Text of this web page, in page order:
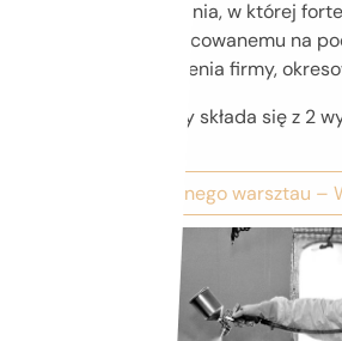
lakierni jest sezonarnia, w której
optymalnemu, opracowanemu na
letniego doświadczenia firmy,
Warsztat lakierniczy składa się z 2
Przejdź do następnego warsztau –